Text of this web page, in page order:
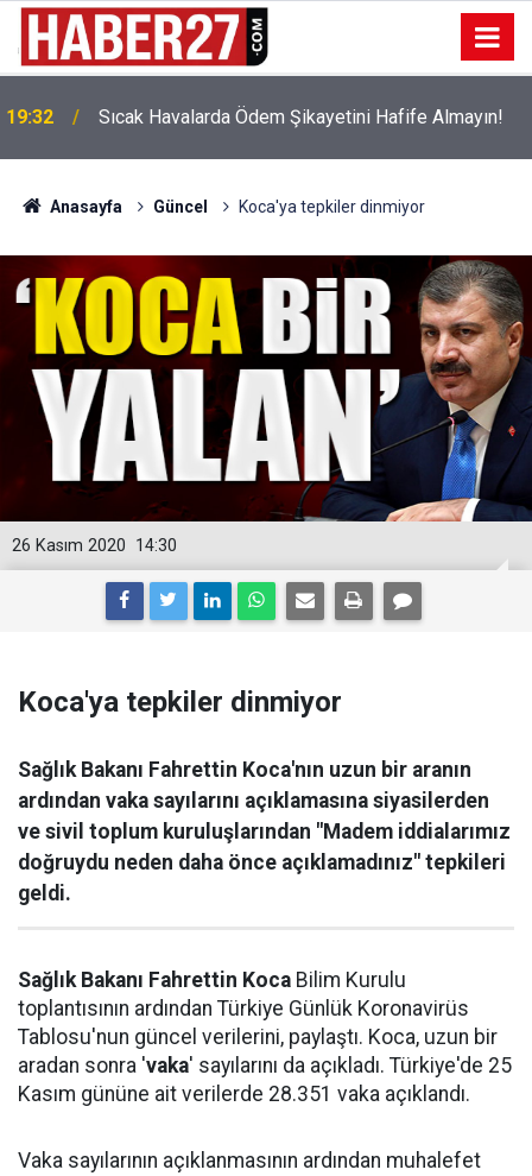
19:32 Sıcak Havalarda Ödem Şikayetini Hafife Almayın!
Anasayfa Güncel Koca'ya tepkiler dinmiyor
14:30
26 Kasım 2020
Koca'ya tepkiler dinmiyor
Sağlık Bakanı Fahrettin Koca'nın uzun bir aranın
ardından vaka sayılarını açıklamasına siyasilerden
ve sivil toplum kuruluşlarından "Madem iddialarımız
doğruydu neden daha önce açıklamadınız" tepkileri
geldi.
Sağlık Bakanı Fahrettin Koca Bilim Kurulu
toplantısının ardından Türkiye Günlük Koronavirüs
Tablosu'nun güncel verilerini, paylaştı. Koca, uzun bir
aradan sonra 'vaka' sayılarını da açıkladı. Türkiye'de 25
Kasım gününe ait verilerde 28.351 vaka açıklandı.
Vaka sayılarının açıklanmasının ardından muhalefet